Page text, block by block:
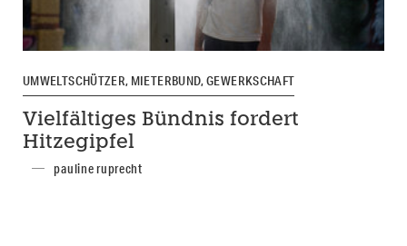
UMWELTSCHÜTZER, MIETERBUND, GEWERKSCHAFT
Vielfältiges Bündnis fordert
Hitzegipfel
pauline ruprecht